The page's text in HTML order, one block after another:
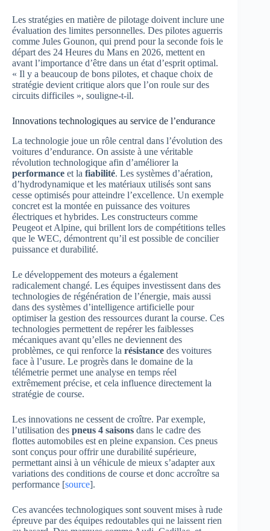
Les stratégies en matière de pilotage doivent inclure une
évaluation des limites personnelles. Des pilotes aguerris
comme Jules Gounon, qui prend pour la seconde fois le
départ des 24 Heures du Mans en 2026, mettent en
avant l’importance d’être dans un état d’esprit optimal.
« Il y a beaucoup de bons pilotes, et chaque choix de
stratégie devient critique alors que l’on roule sur des
circuits difficiles », souligne-t-il.
Innovations technologiques au service de l’endurance
La technologie joue un rôle central dans l’évolution des
voitures d’endurance. On assiste à une véritable
révolution technologique afin d’améliorer la
performance et la fiabilité. Les systèmes d’aération,
d’hydrodynamique et les matériaux utilisés sont sans
cesse optimisés pour atteindre l’excellence. Un exemple
concret est la montée en puissance des voitures
électriques et hybrides. Les constructeurs comme
Peugeot et Alpine, qui brillent lors de compétitions telles
que le WEC, démontrent qu’il est possible de concilier
puissance et durabilité.
Le développement des moteurs a également
radicalement changé. Les équipes investissent dans des
technologies de régénération de l’énergie, mais aussi
dans des systèmes d’intelligence artificielle pour
optimiser la gestion des ressources durant la course. Ces
technologies permettent de repérer les faiblesses
mécaniques avant qu’elles ne deviennent des
problèmes, ce qui renforce la résistance des voitures
face à l’usure. Le progrès dans le domaine de la
télémetrie permet une analyse en temps réel
extrêmement précise, et cela influence directement la
stratégie de course.
Les innovations ne cessent de croître. Par exemple,
l’utilisation des pneus 4 saisons dans le cadre des
flottes automobiles est en pleine expansion. Ces pneus
sont conçus pour offrir une durabilité supérieure,
permettant ainsi à un véhicule de mieux s’adapter aux
variations des conditions de course et donc accroître sa
performance [source].
Ces avancées technologiques sont souvent mises à rude
épreuve par des équipes redoutables qui ne laissent rien